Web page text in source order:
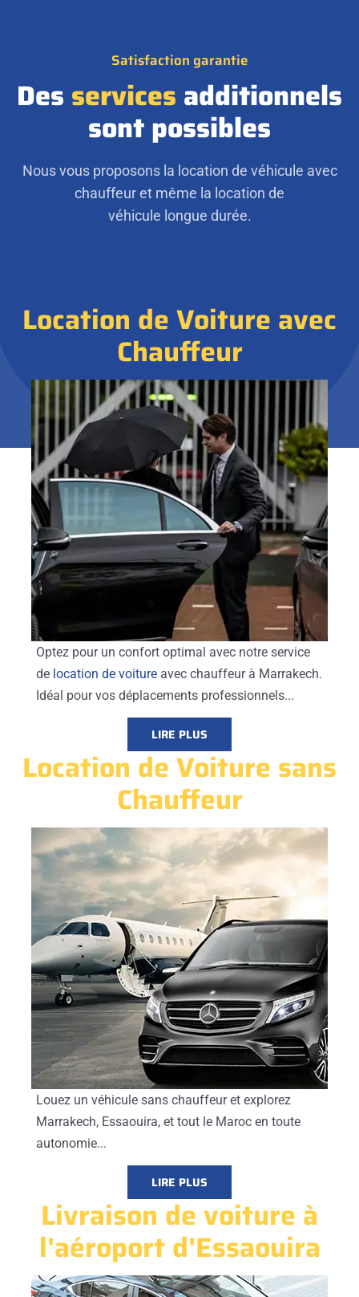
Satisfaction garantie
Des services additionnels
sont possibles
Nous vous proposons la location de véhicule avec
chauffeur et même la location de
véhicule longue durée.
Location de Voiture avec
Chauffeur
Optez pour un confort optimal avec notre service
de location de voiture avec chauffeur à Marrakech.
Idéal pour vos déplacements professionnels...
LIRE PLUS
Location de Voiture sans
Chauffeur
Louez un véhicule sans chauffeur et explorez
Marrakech, Essaouira, et tout le Maroc en toute
autonomie...
LIRE PLUS
Livraison de voiture à
l'aéroport d'Essaouira